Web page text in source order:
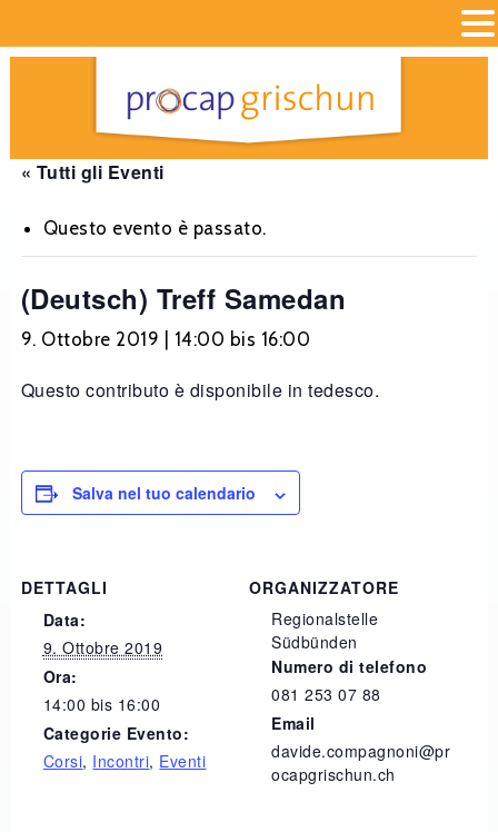
« Tutti gli Eventi
Questo evento è passato.
(Deutsch) Treff Samedan
9. Ottobre 2019 | 14:00 bis 16:00
Questo contributo è disponibile in tedesco.
Salva nel tuo calendario
DETTAGLI
Data:
9. Ottobre 2019
Ora:
14:00 bis 16:00
Categorie Evento:
Corsi, Incontri, Eventi
ORGANIZZATORE
Regionalstelle
Südbünden
Numero di telefono
081 253 07 88
Email
davide.compagnoni@pr
ocapgrischun.ch